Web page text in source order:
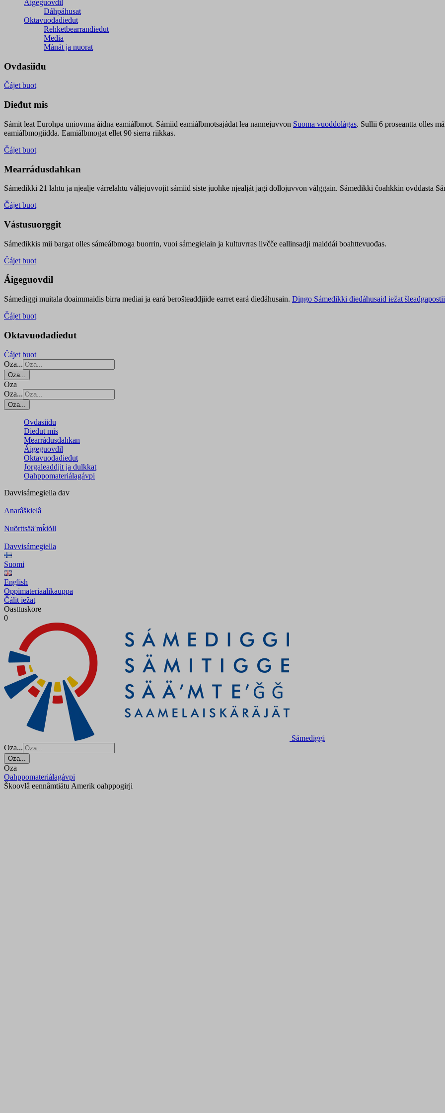
Áigeguovdil
Dáhpáhusat
Oktavuođadieđut
Rehketbearrandieđut
Media
Mánát ja nuorat
Ovdasiidu
Čájet buot
Dieđut mis
Sámit leat Eurohpa uniovnna áidna eamiálbmot. Sámiid eamiálbmotsajádat lea nannejuvvon Suoma vuođđolágas. Sullii 6 proseantta olles
eamiálbmogiidda. Eamiálbmogat ellet 90 sierra riikkas.
Čájet buot
Mearrádusdahkan
Sámedikki 21 lahtu ja njealje várrelahtu váljejuvvojit sámiid siste juohke njealját jagi dollojuvvon válggain. Sámedikki čoahkkin ovddasta
Čájet buot
Vástusuorggit
Sámedikkis mii bargat olles sámeálbmoga buorrin, vuoi sámegielain ja kultuvrras livčče eallinsadji maiddái boahttevuođas.
Čájet buot
Áigeguovdil
Sámediggi muitala doaimmaidis birra mediai ja eará berošteaddjiide earret eará dieđáhusain. Diŋgo Sámedikki dieđáhusaid iežat šleađgapostii
Čájet buot
Oktavuođadieđut
Čájet buot
Oza...
Oza...
Oza
Oza...
Oza...
Ovdasiidu
Dieđut mis
Mearrádusdahkan
Áigeguovdil
Oktavuođadieđut
Jorgaleaddjit ja dulkkat
Oahppomateriálagávpi
Davvisámegiella dav
Anarâškielâ
Nuõrttsääʹmǩiõll
Davvisámegiella
Suomi
English
Oppimateriaalikauppa
Čálit iežat
Oasttuskore
0
Sámediggi
Oza...
Oza...
Oza
Oahppomateriálagávpi
Škoovlâ eennâmtiätu Amerik oahppogirji